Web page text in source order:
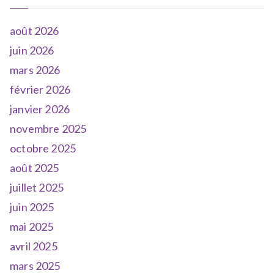
août 2026
juin 2026
mars 2026
février 2026
janvier 2026
novembre 2025
octobre 2025
août 2025
juillet 2025
juin 2025
mai 2025
avril 2025
mars 2025